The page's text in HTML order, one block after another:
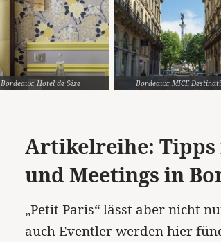
Bordeaux: Hotel de Sèze Bordeaux: MICE
Artikelreihe: Tipps
und Meetings in
„Petit Paris“ lässt aber nicht
auch Eventler werden hier